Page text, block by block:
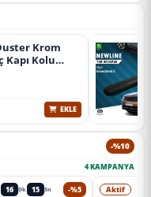
Krom
Kapı Kolu
EKLE
-%10
4 KAMPANYA
-%5
16 Dk 13 Sn Aktif